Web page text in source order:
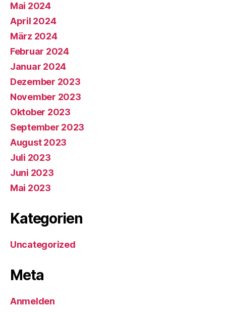
Mai 2024
April 2024
März 2024
Februar 2024
Januar 2024
Dezember 2023
November 2023
Oktober 2023
September 2023
August 2023
Juli 2023
Juni 2023
Mai 2023
Kategorien
Uncategorized
Meta
Anmelden